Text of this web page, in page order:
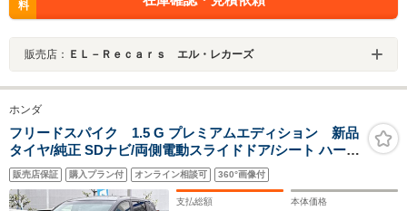
料
販売店： ＥＬ－Ｒｅｃａｒｓ エル・レカーズ
ホンダ
フリードスパイク 1.5 G プレミアムエディション 新品
タイヤ/純正 SDナビ/両側電動スライドドア/シート ハーフ
レザー/ヘッドランプ HID/Bluetooth接続/ETC/EBD付
ABS/横滑り防止装置/ワンセグTV
販売店保証 購入プラン付 オンライン相談可 360°画像付
支払総額 本体価格